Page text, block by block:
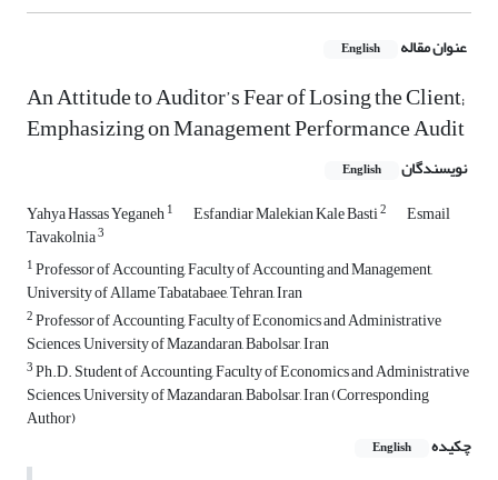
عنوان مقاله English
An Attitude to Auditor’s Fear of Losing the Client;
Emphasizing on Management Performance Audit
نویسندگان English
Yahya Hassas Yeganeh1 Esfandiar Malekian Kale Basti2 Esmail
Tavakolnia3
1Professor of Accounting, Faculty of Accounting and Management,
University of Allame Tabatabaee, Tehran, Iran
2Professor of Accounting, Faculty of Economics and Administrative
Sciences, University of Mazandaran, Babolsar, Iran
3Ph.D. Student of Accounting, Faculty of Economics and Administrative
Sciences, University of Mazandaran, Babolsar, Iran (Corresponding
Author)
چکیده
English